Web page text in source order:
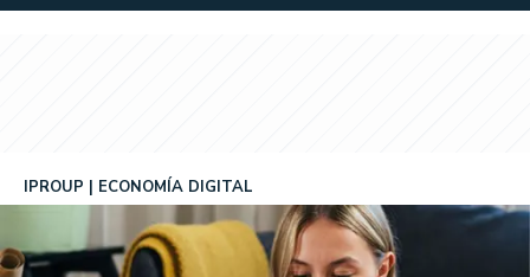
IPROUP ECONOMÍA DIGITAL